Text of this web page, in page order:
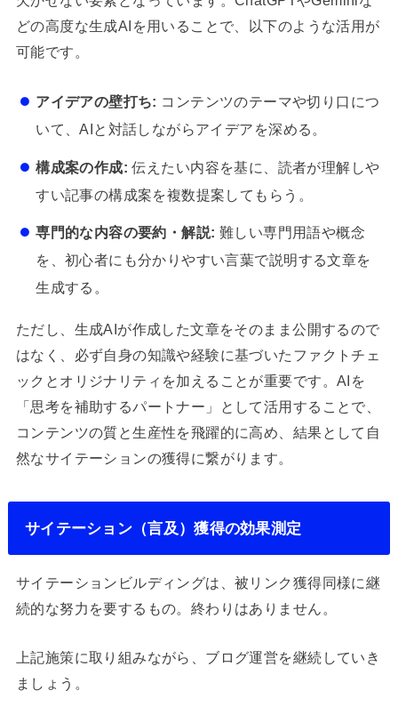
どの高度な生成AIを用いることで、以下のような活用が
可能です。
アイデアの壁打ち: コンテンツのテーマや切り口につ
いて、AIと対話しながらアイデアを深める。
構成案の作成: 伝えたい内容を基に、読者が理解しや
すい記事の構成案を複数提案してもらう。
専門的な内容の要約・解説: 難しい専門用語や概念
を、初心者にも分かりやすい言葉で説明する文章を
生成する。
ただし、生成AIが作成した文章をそのまま公開するので
はなく、必ず自身の知識や経験に基づいたファクトチェ
ックとオリジナリティを加えることが重要です。AIを
「思考を補助するパートナー」として活用することで、
コンテンツの質と生産性を飛躍的に高め、結果として自
然なサイテーションの獲得に繋がります。
サイテーション（言及）獲得の効果測定
サイテーションビルディングは、被リンク獲得同様に継
続的な努力を要するもの。終わりはありません。
上記施策に取り組みながら、ブログ運営を継続していき
ましょう。